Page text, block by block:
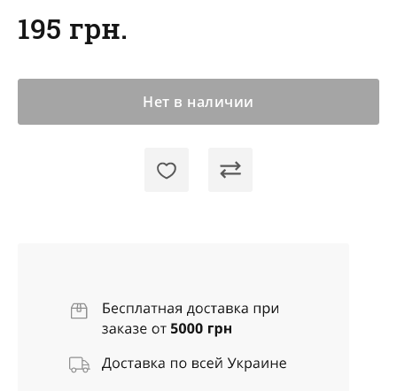
195 грн.
Нет в наличии